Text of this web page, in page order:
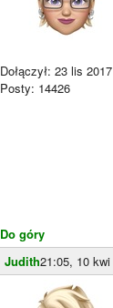
Dołączył: 23 lis 2017
Posty: 14426
Do góry
Judith21:05, 10